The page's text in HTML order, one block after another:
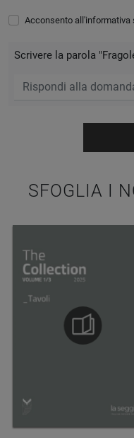
SFOGLIA I
Acconsento all'informativa
Scrivere la parola